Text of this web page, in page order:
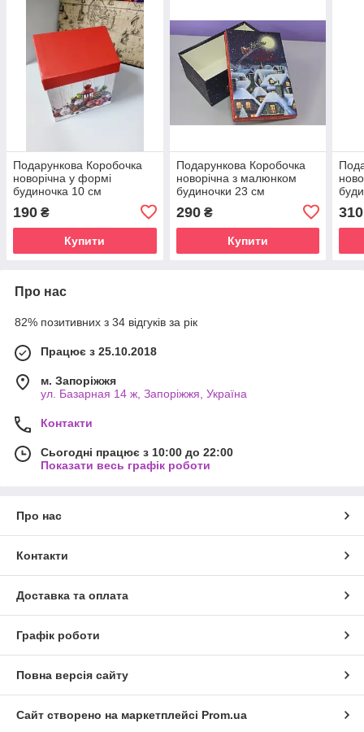
Подарункова Коробочка
новорічна у формі
будиночка 10 см
190 ₴
Купити
Подарункова Коробочка
новорічна з малюнком
будиночки 23 см
290₴
Купити
310
Про нас
82% позитивних з 34 відгуків за рік
Працює з 25.10.2018
м. Запоріжжя
ул. Базарная 14 ж, Запоріжжя, Україна
Контакти
Сьогодні працює з 10:00 до 22:00
Показати весь графік роботи
Про нас
Контакти
Доставка та оплата
Графік роботи
Повна версія сайту
Сайт створено на маркетплейсі Prom.ua